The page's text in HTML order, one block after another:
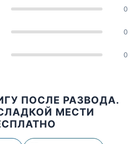
0
0
0
ПОСЛЕ РАЗВОДА.
МЕСТИ